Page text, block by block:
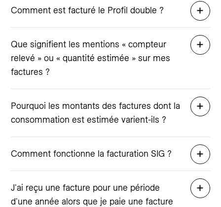
Comment est facturé le Profil double ?
Que signifient les mentions « compteur
relevé » ou « quantité estimée » sur mes
factures ?
Pourquoi les montants des factures dont la
consommation est estimée varient-ils ?
Comment fonctionne la facturation SIG ?
J'ai reçu une facture pour une période
d'une année alors que je paie une facture